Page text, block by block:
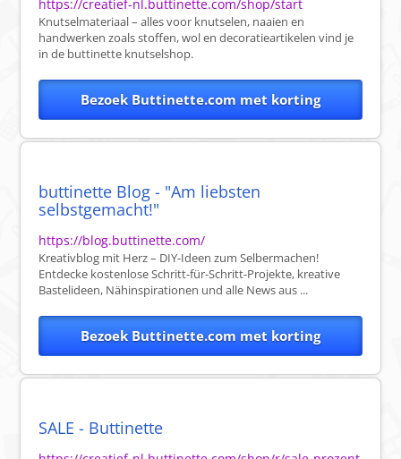
https://creatief-nl.buttinette.com/shop/start
Knutselmateriaal – alles voor knutselen, naaien en
handwerken zoals stoffen, wol en decoratieartikelen vind je
in de buttinette knutselshop.
Bezoek Buttinette.com met korting
buttinette Blog - "Am liebsten
selbstgemacht!"
https://blog.buttinette.com/
Kreativblog mit Herz – DIY-Ideen zum Selbermachen!
Entdecke kostenlose Schritt-für-Schritt-Projekte, kreative
Bastelideen, Nähinspirationen und alle News aus ...
Bezoek Buttinette.com met korting
SALE - Buttinette